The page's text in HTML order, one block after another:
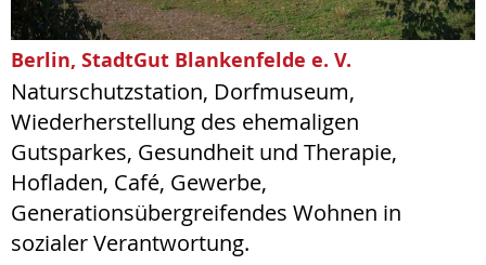
Berlin, StadtGut Blankenfelde e. V.
Naturschutzstation, Dorfmuseum,
Wiederherstellung des ehemaligen
Gutsparkes, Gesundheit und Therapie,
Hofladen, Café, Gewerbe,
Generationsübergreifendes Wohnen in
sozialer Verantwortung.